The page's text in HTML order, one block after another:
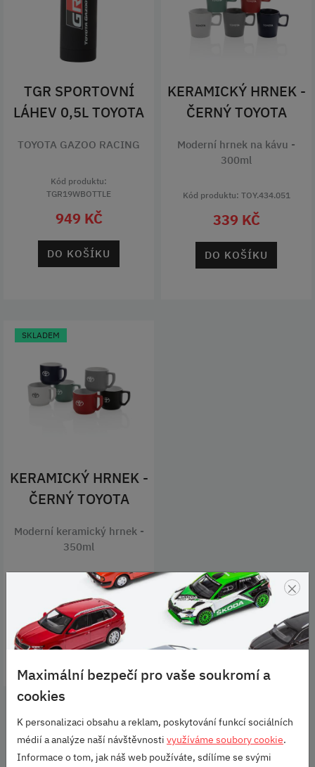
TGR SPORTOVNÍ
LÁHEV 0,5L TOYOTA
TOYOTA GAZOO RACING
Kód produktu:
TGR19WBOTTLE
949 KČ
DO KOŠÍKU
KERAMICKÝ HRNEK -
ČERNÝ TOYOTA
Moderní hrnek na kávu -
300ml
Kód produktu: TOY.434.051
339 KČ
DO KOŠÍKU
SKLADEM
KERAMICKÝ HRNEK -
ČERNÝ TOYOTA
Moderní keramický hrnek -
350ml
Kód produktu: TOY.434.041
339 KČ
DO KOŠÍKU
×
Maximální bezpečí pro vaše soukromí a
cookies
K personalizaci obsahu a reklam, poskytování funkcí sociálních
médií a analýze naší návštěvnosti využíváme soubory cookie.
Informace o tom, jak náš web používáte, sdílíme se svými